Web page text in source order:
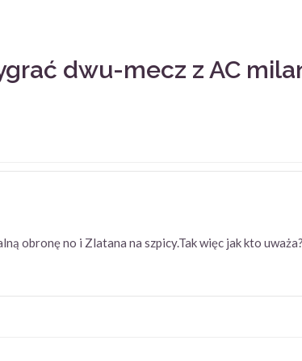
dwu-mecz z AC
obronę no i Zlatana na szpicy.Tak więc jak kto